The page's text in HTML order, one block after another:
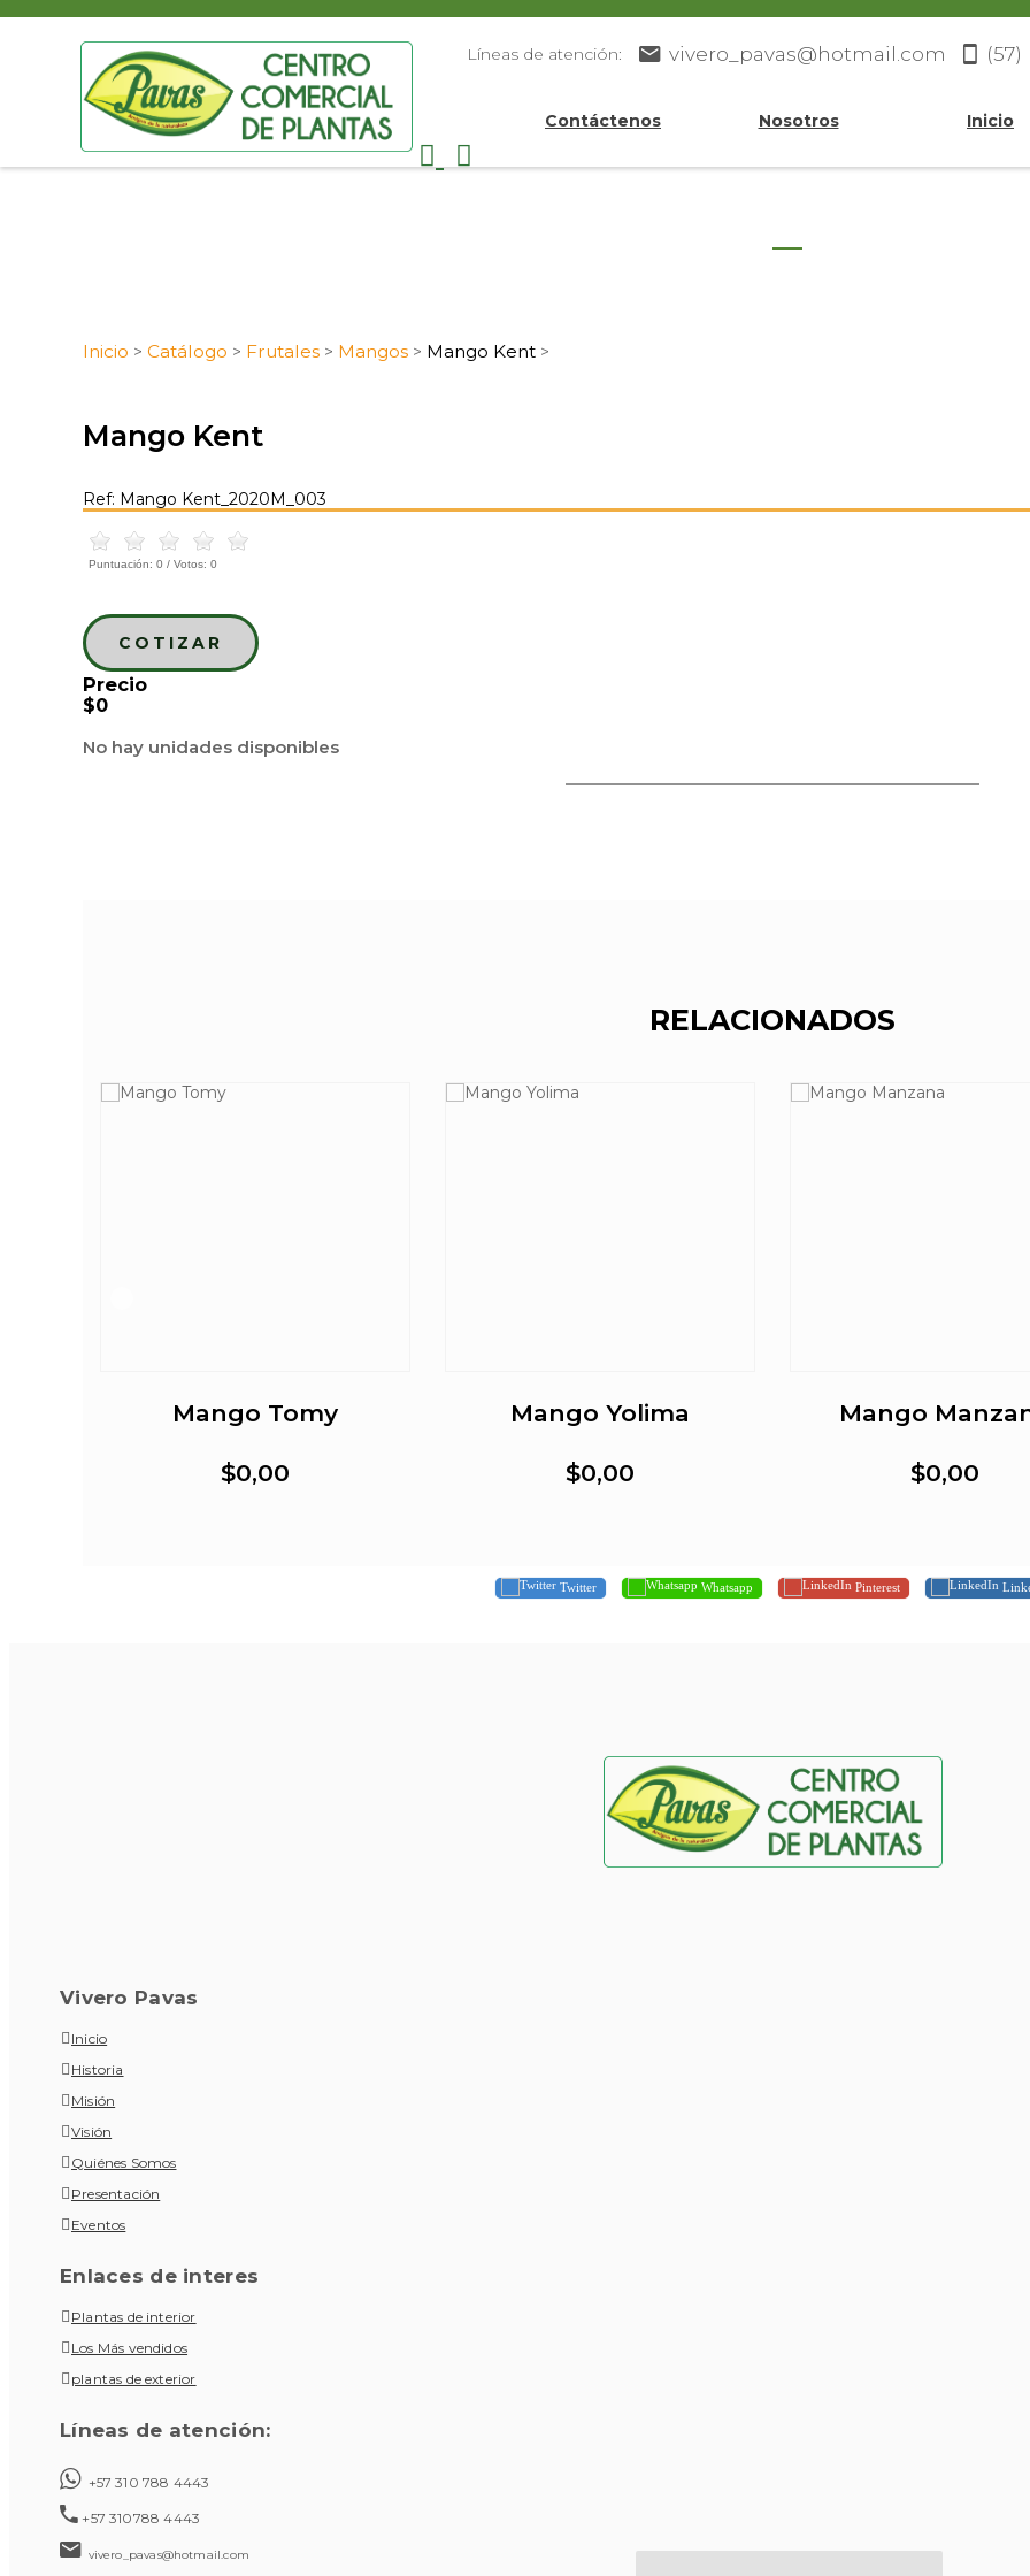
Líneas de atención: vivero_pavas@hotmail.com (57)
Contáctenos Nosotros Inicio
Inicio > Catálogo > Frutales > Mangos > Mango Kent >
Mango Kent
Ref: Mango Kent_2020M_003
Puntuación: 0 / Votos: 0
COTIZAR
Precio
$0
No hay unidades disponibles
RELACIONADOS
Mango Tomy
$0,00
Mango Yolima
$0,00
Mango
$0,00
Twitter Whatsapp Pinterest
Vivero Pavas
Inicio
Historia
Misión
Visión
Quiénes Somos
Presentación
Eventos
Enlaces de interes
Plantas de interior
Los Más vendidos
plantas de exterior
Líneas de atención:
+57 310 788 4443
+57 310788 4443
vivero_pavas@hotmail.com